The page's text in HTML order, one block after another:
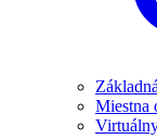
Miestna